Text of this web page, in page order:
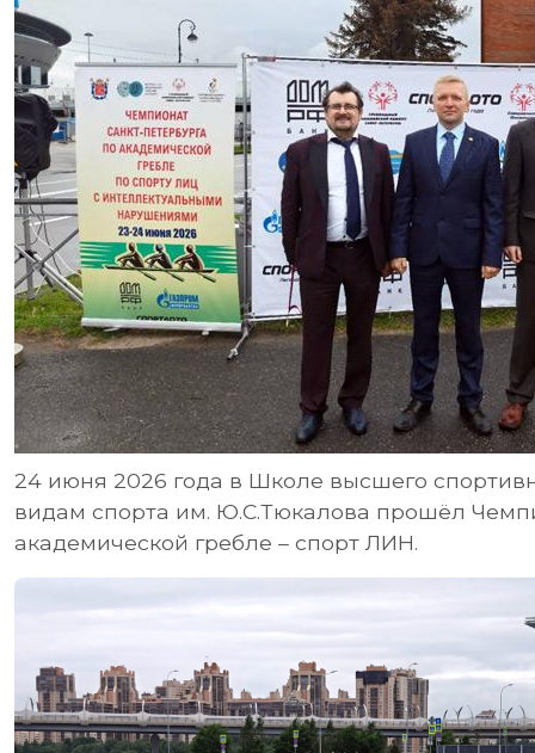
24 июня 2026 года в Школе высшего
видам спорта им. Ю.С.Тюкалова прошёл
академической гребле – спорт ЛИН.